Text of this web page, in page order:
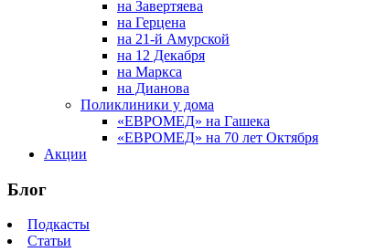
на Завертяева
на Герцена
на 21-й Амурской
на 12 Декабря
на Маркса
на Дианова
Поликлиники у дома
«ЕВРОМЕД» на Гашека
«ЕВРОМЕД» на 70 лет Октября
Акции
Блог
Подкасты
Статьи